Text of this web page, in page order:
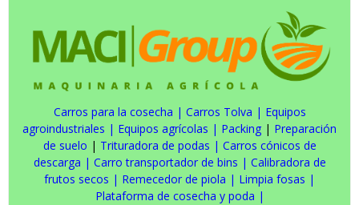
Carros para la cosecha | Carros Tolva | Equipos
agroindustriales | Equipos agrícolas | Packing | Preparación
de suelo | Trituradora de podas | Carros cónicos de
descarga | Carro transportador de bins | Calibradora de
frutos secos | Remecedor de piola | Limpia fosas |
Plataforma de cosecha y poda |